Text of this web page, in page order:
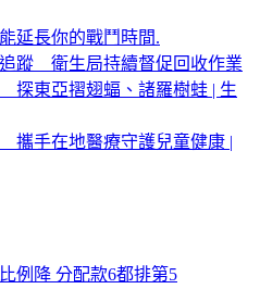
延長你的戰鬥時間.
蹤 衛生局持續督促回收作業
探東亞摺翅蝠、諸羅樹蛙 | 生
攜手在地醫療守護兒童健康 |
例降 分配款6都排第5